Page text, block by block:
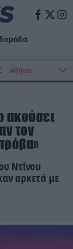
ακούσει
τον
Ντίνου
αρκετά με